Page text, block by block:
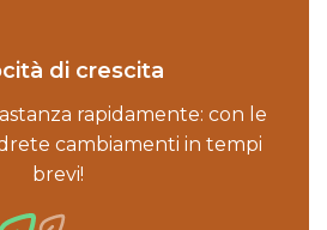
di crescita
rapidamente: con le
cambiamenti in tempi
brevi!